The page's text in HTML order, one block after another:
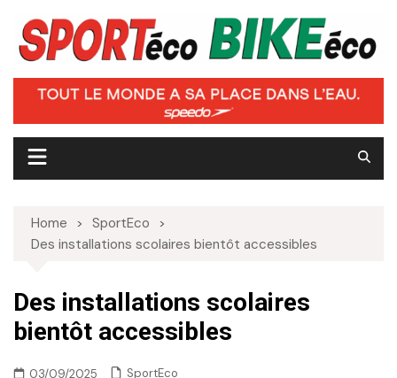
content
Home
SportEco
Des installations scolaires bientôt accessibles
Des installations scolaires
bientôt accessibles
03/09/2025 SportEco